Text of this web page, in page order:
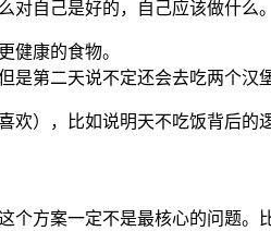
对自己是好的，自己应该做什么。
健康的食物。
是第二天说不定还会去吃两个汉
），比如说明天不吃饭背后的
方案一定不是最核心的问题。